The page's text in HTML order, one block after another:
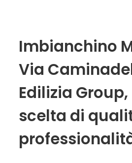
Imbianchino
Via
Edilizia
scelta di